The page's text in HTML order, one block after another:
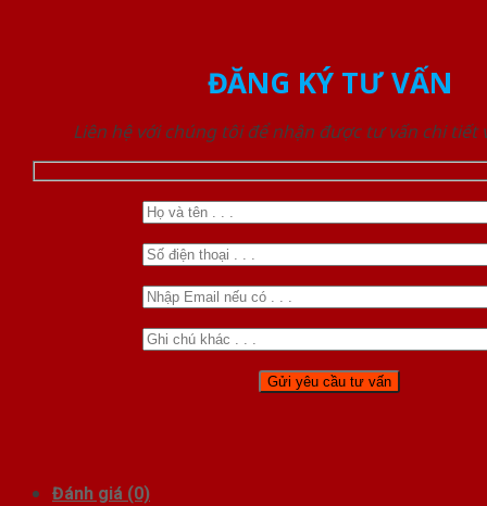
ĐĂNG KÝ TƯ VẤN
Liên hệ với chúng tôi để nhận được tư vấn chi tiết
Đánh giá (0)